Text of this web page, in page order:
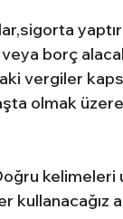
borç
vergiler
olmak